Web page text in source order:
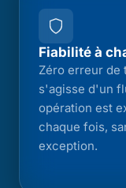
Fiabilité à
Zéro erreur de
s'agisse d'un
opération est
chaque fois,
exception.